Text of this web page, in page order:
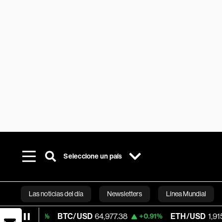
Seleccione un país
Las noticias del día Newsletters Línea Mundial
Bloomberg
BTC/USD 64,977.38 +0.91% ETH/USD 1,915.243